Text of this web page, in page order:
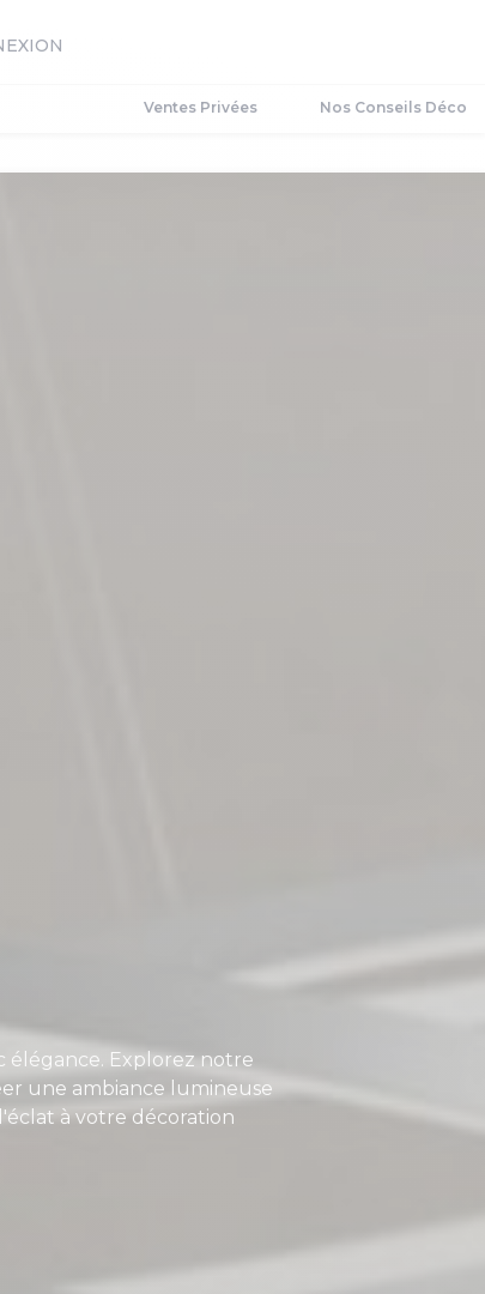
Ventes Privées Nos Conseils Déco
élégance. Explorez notre
une ambiance lumineuse
à votre décoration